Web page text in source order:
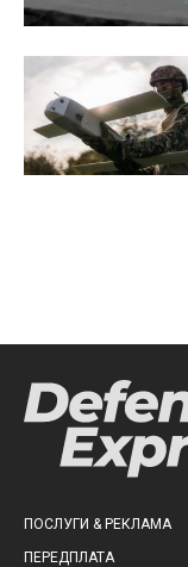
ПОСЛУГИ & РЕКЛАМА
ПЕРЕДПЛАТА